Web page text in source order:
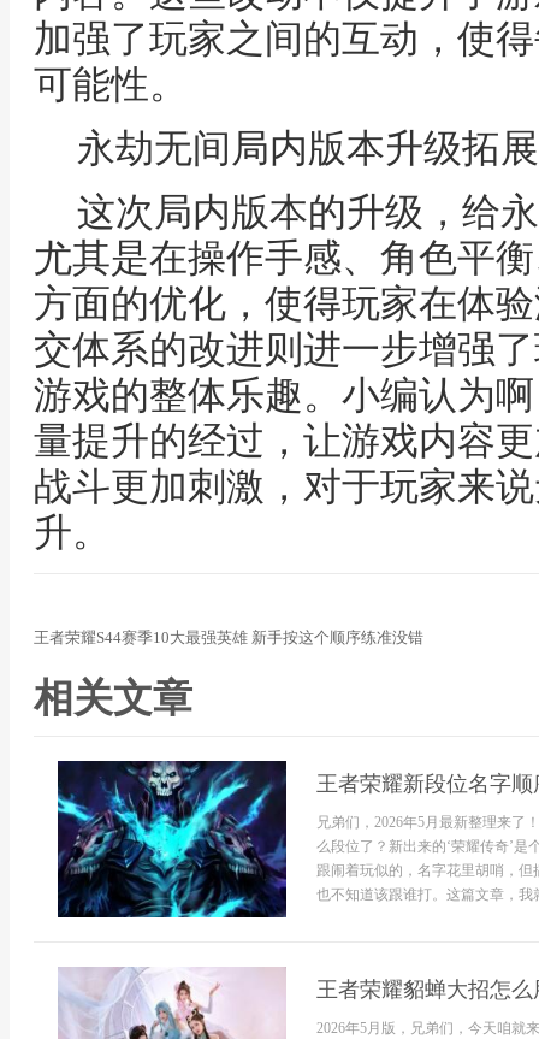
加强了玩家之间的互动，使
可能性。
永劫无间局内版本升级拓
这次局内版本的升级，给
尤其是在操作手感、角色平
方面的优化，使得玩家在体
交体系的改进则进一步增强
游戏的整体乐趣。小编认为
量提升的经过，让游戏内容
战斗更加刺激，对于玩家来
升。
王者荣耀S44赛季10大最强英雄 新手按这个顺序练准没错
相关文章
王者荣耀新段位名字
兄弟们，2026年5月最新整理来了
么段位了？新出来的‘荣耀传奇’
跟闹着玩似的，名字花里胡哨，
也不知道该跟谁打。这篇文章，
王者荣耀貂蝉大招怎
2026年5月版，兄弟们，今天咱就